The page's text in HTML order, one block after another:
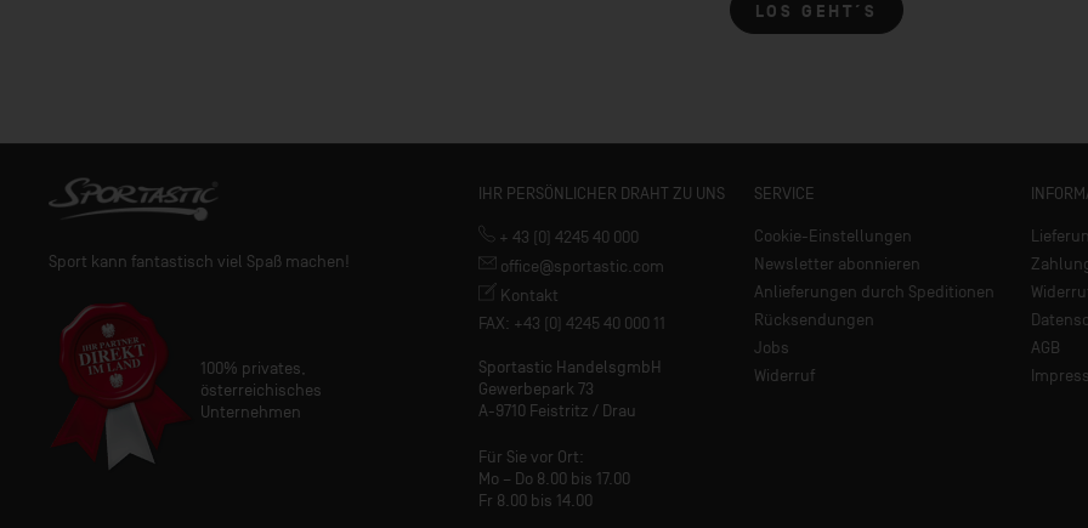
LOS GEHT´S
Sport kann fantastisch viel Spaß machen!
100% privates,
österreichisches
Unternehmen
IHR PERSÖNLICHER DRAHT ZU UNS
+ 43 (0) 4245 40 000
office@sportastic.com
Kontakt
FAX: +43 (0) 4245 40 000 11
Sportastic HandelsgmbH
Gewerbepark 73
A-9710 Feistritz / Drau
Für Sie vor Ort:
Mo – Do 8.00 bis 17.00
Fr 8.00 bis 14.00
SERVICE
Cookie-Einstellungen
Newsletter abonnieren
Anlieferungen durch Speditionen
Rücksendungen
Jobs
Widerruf
AGB